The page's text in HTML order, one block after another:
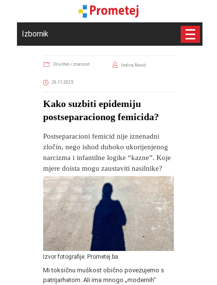
Izbornik
Društvo i znanost Indira Nović
26.11.2025
​Kako suzbiti epidemiju
postseparacionog femicida?
Postseparacioni femicid nije iznenadni
zločin, nego ishod duboko ukorijenjenog
narcizma i infantilne logike “kazne”. Koje
mjere doista mogu zaustaviti nasilnike?
Izvor fotografije: Prometej.ba
Mi toksičnu muškost obično povezujemo s
patrijarhatom. Ali ima mnogo „modernih“